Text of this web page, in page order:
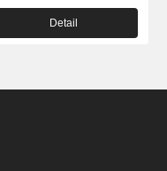
Detail